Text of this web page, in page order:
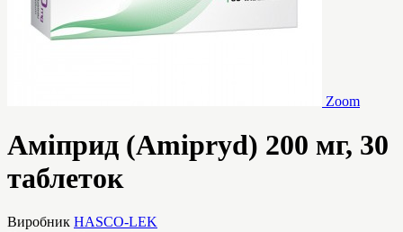
Zoom
Аміприд (Amipryd) 200 мг, 30
таблеток
Виробник HASCO-LEK